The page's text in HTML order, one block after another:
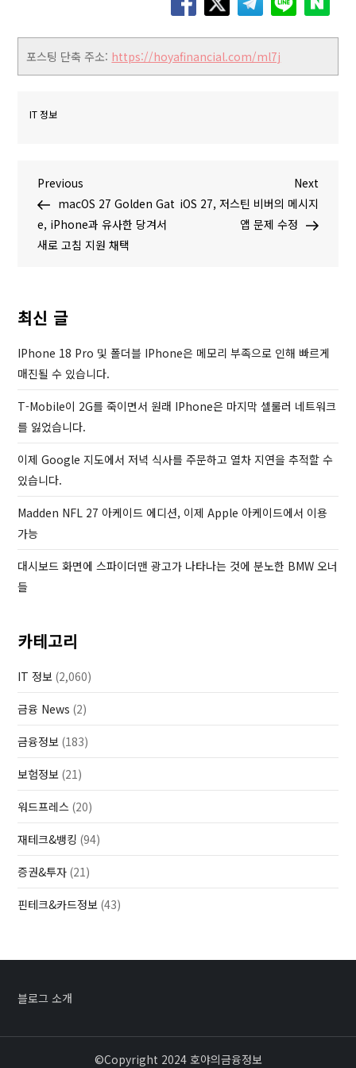
포스팅 단축 주소: https://hoyafinancial.com/ml7j
IT 정보
글
탐
P
r
e
v
s
P
o
s
t
Previous
macOS 27 Golden Gat
e, iPhone과 유사한 당겨서
새로 고침 지원 채택
N
x
Next
iOS 27, 저스틴 비버의 메시지
앱 문제 수정
최신 글
IPhone 18 Pro 및 폴더블 IPhone은 메모리 부족으로 인해 빠르게
매진될 수 있습니다.
T-Mobile이 2G를 죽이면서 원래 IPhone은 마지막 셀룰러 네트워크
를 잃었습니다.
이제 Google 지도에서 저녁 식사를 주문하고 열차 지연을 추적할 수
있습니다.
Madden NFL 27 아케이드 에디션, 이제 Apple 아케이드에서 이용
가능
대시보드 화면에 스파이더맨 광고가 나타나는 것에 분노한 BMW 오너
들
카테고리
IT 정보 (2,060)
금융 News (2)
금융정보 (183)
보험정보 (21)
워드프레스 (20)
재테크&뱅킹 (94)
증권&투자 (21)
핀테크&카드정보 (43)
블로그 소개
©Copyright 2024 호야의금융정보